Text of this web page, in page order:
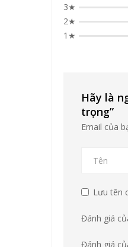
3★
2★
1★
Hãy là
trọng”
Email của
Lưu tên
Đánh giá
Đánh giá